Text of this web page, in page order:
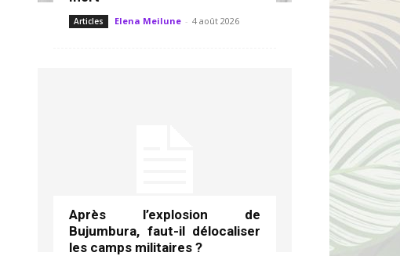
Articles Elena Meilune - 4 août 2026
Après l’explosion de
Bujumbura, faut-il délocaliser
les camps militaires ?